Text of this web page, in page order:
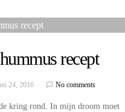
recept
24, 2016 No comments
kring rond. In mijn droom moet